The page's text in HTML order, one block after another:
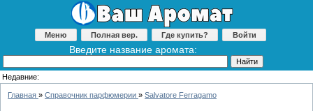
Меню Полная вер. Где купить? Войти
Введите название аромата:
Недавние:
Главная » Справочник парфюмерии » Salvatore Ferragamo